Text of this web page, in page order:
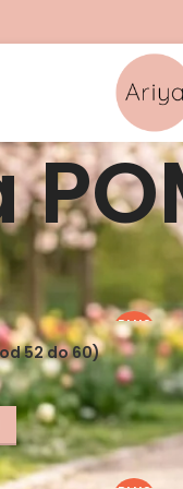
PLUS
SIZE
52 do 60)